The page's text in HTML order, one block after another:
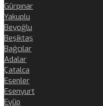
Gürpınar
Yakuplu
Beyoğlu
Beşiktaş
Bağcılar
Adalar
Çatalca
Esenler
Esenyurt
Eyüp